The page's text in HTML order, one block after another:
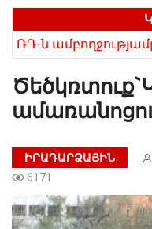
ԻՐԱԴԱՐՁԱՅԻՆ
6171